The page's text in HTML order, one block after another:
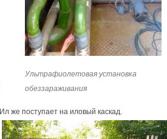
Ультрафиолетовая установка
обеззараживания
Ил же поступает на иловый каскад.